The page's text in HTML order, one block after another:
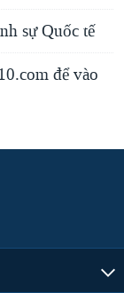
sự Quốc tế
để vào